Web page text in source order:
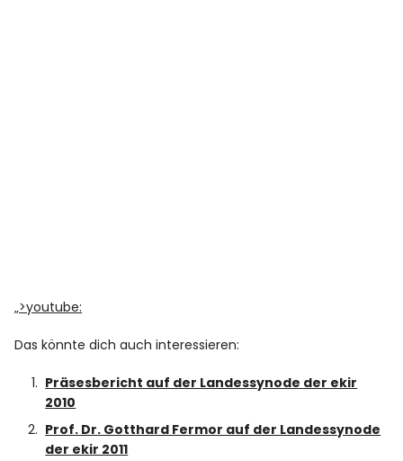
„>youtube:
Das könnte dich auch interessieren:
Präsesbericht auf der Landessynode der ekir
2010
Prof. Dr. Gotthard Fermor auf der Landessynode
der ekir 2011